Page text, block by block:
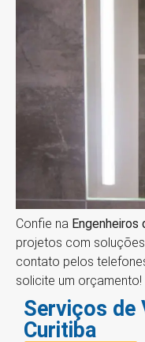
Confie na Engenheiros
projetos com
contato pelos
solicite um orçamento!
Serviços de
Curitiba